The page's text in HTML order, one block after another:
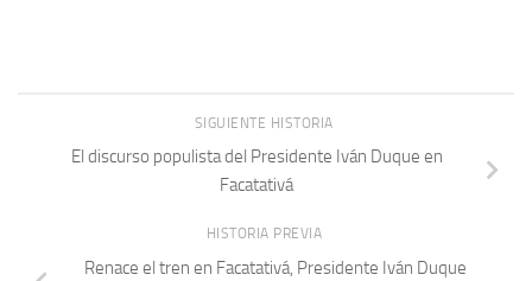
SIGUIENTE HISTORIA
El discurso populista del Presidente Iván Duque en
Facatativá
HISTORIA PREVIA
Renace el tren en Facatativá, Presidente Iván Duque